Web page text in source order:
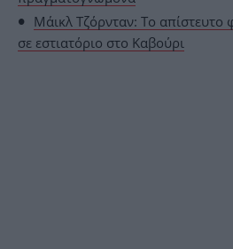
Μάικλ Τζόρνταν: Το
σε εστιατόριο στο Καβούρι